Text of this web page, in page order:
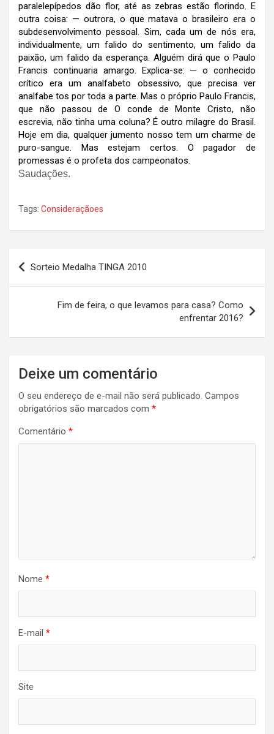
paralelepípedos dão flor, até as zebras estão florindo. E
outra coisa: — outrora, o que matava o brasileiro era o
subdesenvolvimento pessoal. Sim, cada um de nós era,
individualmente, um falido do sentimento, um falido da
paixão, um falido da esperança. Alguém dirá que o Paulo
Francis continuaria amargo. Explica-se: — o conhecido
crítico era um analfabeto obsessivo, que precisa ver
analfabe tos por toda a parte. Mas o próprio Paulo Francis,
que não passou de O conde de Monte Cristo, não
escrevia, não tinha uma coluna? É outro milagre do Brasil.
Hoje em dia, qualquer jumento nosso tem um charme de
puro-sangue. Mas estejam certos. O pagador de
promessas é o profeta dos campeonatos.
Saudações.
Tags: Consideraçãoes
Navegação
de
Sorteio Medalha TINGA 2010
Fim de feira, o que levamos para casa? Como
enfrentar 2016?
Deixe um comentário
O seu endereço de e-mail não será publicado. Campos
obrigatórios são marcados com *
Comentário *
Nome *
E-mail *
Site